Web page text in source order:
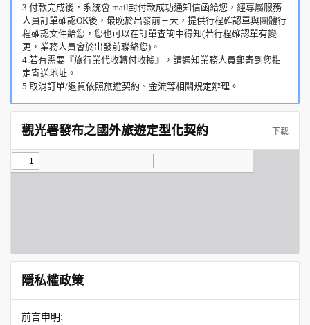
3.付款完成後，系統會 mail封付款成功通知信函給您，經專屬服務
人員訂單確認OK後，最晚於出發前三天，提供行程確認單與團體行
程確認文件給您，您也可以在訂單查詢中得知(若行程確認單有變
更，業務人員會於出發前聯絡您)。
4.若有需要『旅行業代收轉付收據』，請通知業務人員郵寄到您指
定寄送地址。
5.取消訂單/退貨依照旅遊契約、金流等相關規定辦理。
觀光署發布之國外旅遊定型化契約 下載
隱私權政策
前言申明: